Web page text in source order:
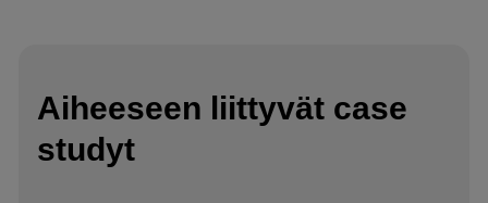
Aiheeseen liittyvät case
studyt